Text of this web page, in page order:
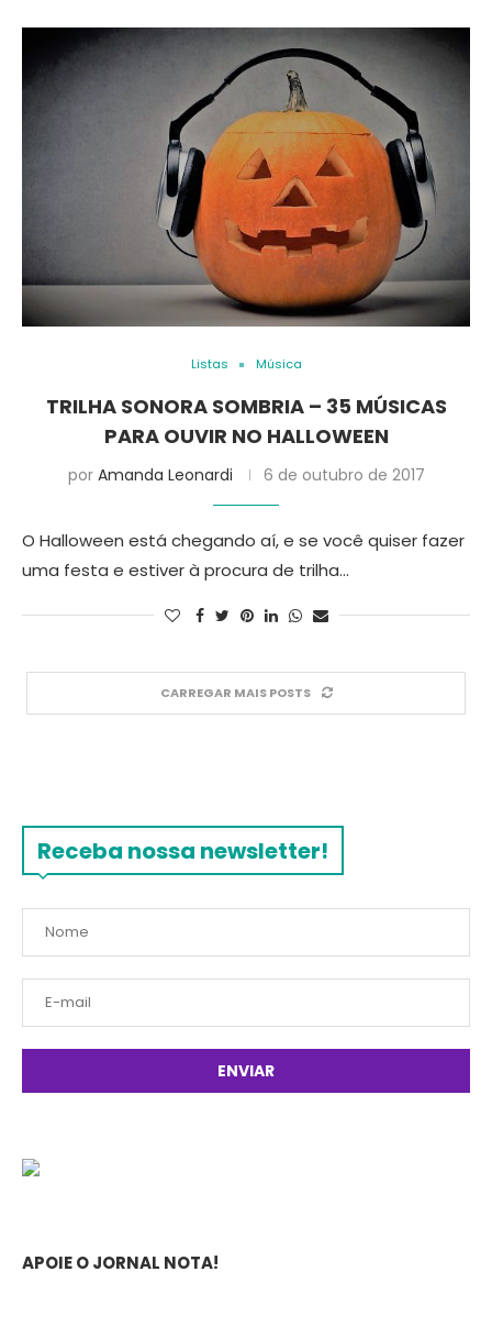
Listas Música
TRILHA SONORA SOMBRIA – 35 MÚSICAS
PARA OUVIR NO HALLOWEEN
por Amanda Leonardi 6 de outubro de 2017
O Halloween está chegando aí, e se você quiser fazer
uma festa e estiver à procura de trilha…
CARREGAR MAIS POSTS
Receba nossa newsletter!
APOIE O JORNAL NOTA!